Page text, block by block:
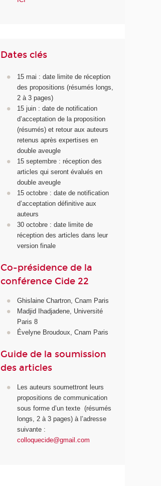
Dates clés
15 mai : date limite de réception
des propositions (résumés longs,
2 à 3 pages)
15 juin : date de notification
d’acceptation de la proposition
(résumés) et retour aux auteurs
retenus après expertises en
double aveugle
15 septembre : réception des
articles qui seront évalués en
double aveugle
15 octobre : date de notification
d’acceptation définitive aux
auteurs
30 octobre : date limite de
réception des articles dans leur
version finale
Co-présidence de la
conférence Cide 22
Ghislaine Chartron, Cnam Paris
Madjid Ihadjadene, Université
Paris 8
Évelyne Broudoux, Cnam Paris
Guide de la soumission
des articles
Les auteurs soumettront leurs
propositions de communication
sous forme d’un texte (résumés
longs, 2 à 3 pages) à l’adresse
suivante :
colloquecide@gmail.com